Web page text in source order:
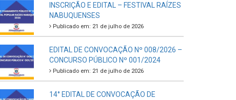
INSCRIÇÃO E EDITAL – FESTIVAL RAÍZES
NABUQUENSES
Publicado em: 21 de julho de 2026
EDITAL DE CONVOCAÇÃO Nº 008/2026 –
CONCURSO PÚBLICO Nº 001/2024
Publicado em: 21 de julho de 2026
14° EDITAL DE CONVOCAÇÃO DE